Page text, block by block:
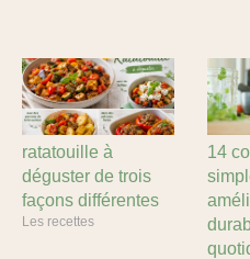
ratatouille à
déguster de trois
façons différentes
Les recettes
14